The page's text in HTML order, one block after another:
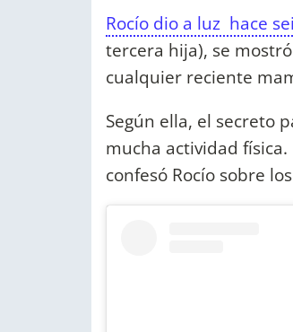
Rocío dio a luz hace
tercera hija), se
cualquier reciente
Según ella, el secreto
mucha actividad
confesó Rocío sobre